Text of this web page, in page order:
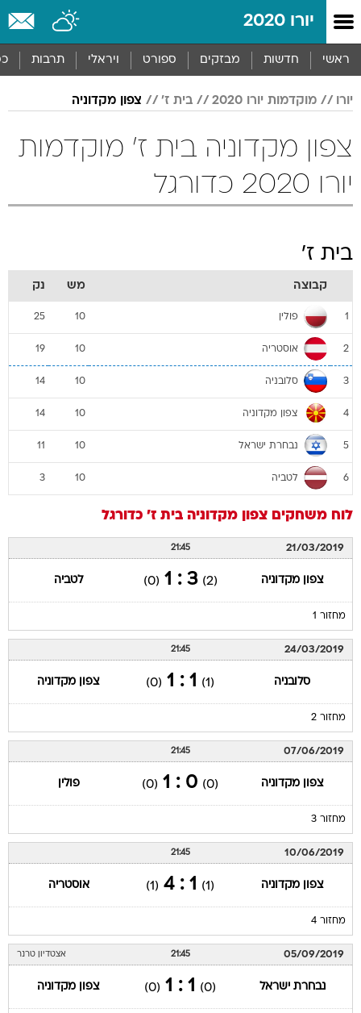
יורו 2020
ראשי חדשות מבזקים ספורט ויראלי תרבות
יורו מוקדמות יורו 2020 בית ז' צפון מקדוניה
צפון מקדוניה בית ז' מוקדמות
יורו 2020 כדורגל
בית ז'
קבוצה מש נק
1 פולין 10
25
2 אוסטריה 10
19
3 סלובניה 10
14
4 צפון מקדוניה 10
14
5 נבחרת ישראל 10
11
6 לטביה 10
3
לוח משחקים צפון מקדוניה בית ז' כדורגל
21/03/2019
21:45
צפון מקדוניה (2)
3 : 1
(0) לטביה
מחזור 1
24/03/2019
21:45
סלובניה (1)
1 : 1
(0) צפון מקדוניה
מחזור 2
07/06/2019
21:45
צפון מקדוניה (0)
0 : 1
(0) פולין
מחזור 3
10/06/2019
21:45
צפון מקדוניה (1)
1 : 4
(1) אוסטריה
מחזור 4
05/09/2019
21:45 אצטדיון טרנר
נבחרת ישראל (0)
1 : 1
(0) צפון מקדוניה